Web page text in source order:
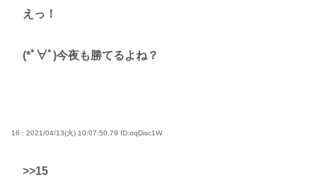
えっ！
(*ﾟ∀ﾟ)今夜も勝てるよね？
16 : 2021/04/13(火) 10:07:50.79 ID:oqDisc1W
>>15